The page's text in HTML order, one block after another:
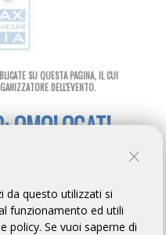
SU QUESTA PAGINA, IL CUI
DELL'EVENTO.
OMOLOGATI
da questo utilizzati si
funzionamento ed utili
policy. Se vuoi saperne di